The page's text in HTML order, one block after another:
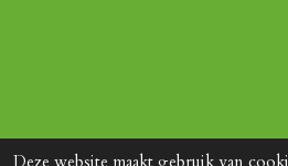
Deze website maakt gebruik van